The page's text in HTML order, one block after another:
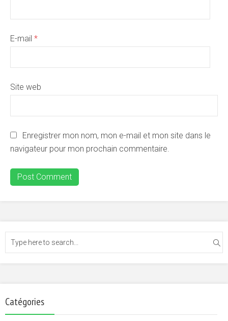
E-mail *
Site web
Enregistrer mon nom, mon e-mail et mon site dans le
navigateur pour mon prochain commentaire.
Catégories